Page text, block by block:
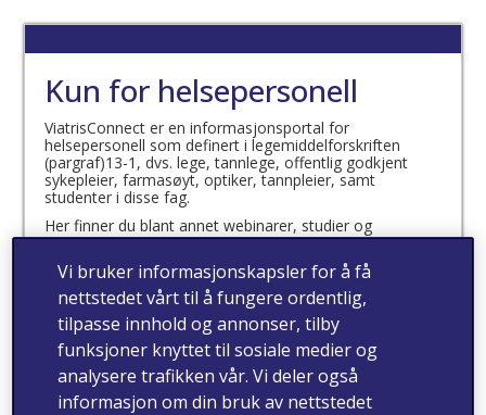
Kun for helsepersonell
ViatrisConnect er en informasjonsportal for
helsepersonell som definert i legemiddelforskriften
(pargraf)13-1, dvs. lege, tannlege, offentlig godkjent
sykepleier, farmasøyt, optiker, tannpleier, samt
studenter i disse fag.
Her finner du blant annet webinarer, studier og
produktinformasjon.
Jeg bekrefter at jeg er
helsepersonell som definert
i legemiddelforskriften
(paragraf) 13-1
Vi bruker informasjonskapsler for å få
nettstedet vårt til å fungere ordentlig,
tilpasse innhold og annonser, tilby
funksjoner knyttet til sosiale medier og
analysere trafikken vår. Vi deler også
informasjon om din bruk av nettstedet